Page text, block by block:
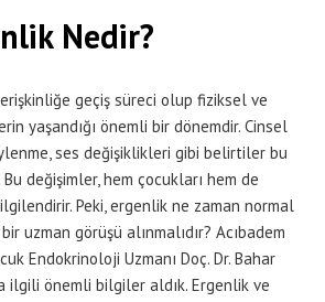
Tek Rumeli Tv’de Marka Atölyesi
Nedir?
geçiş süreci olup fiziksel ve
yaşandığı önemli bir dönemdir. Cinsel
ses değişiklikleri gibi belirtiler bu
değişimler, hem çocukları hem de
Peki, ergenlik ne zaman normal
uzman görüşü alınmalıdır? Acıbadem
Endokrinoloji Uzmanı Doç. Dr. Bahar
ilgili önemli bilgiler aldık. Ergenlik ve